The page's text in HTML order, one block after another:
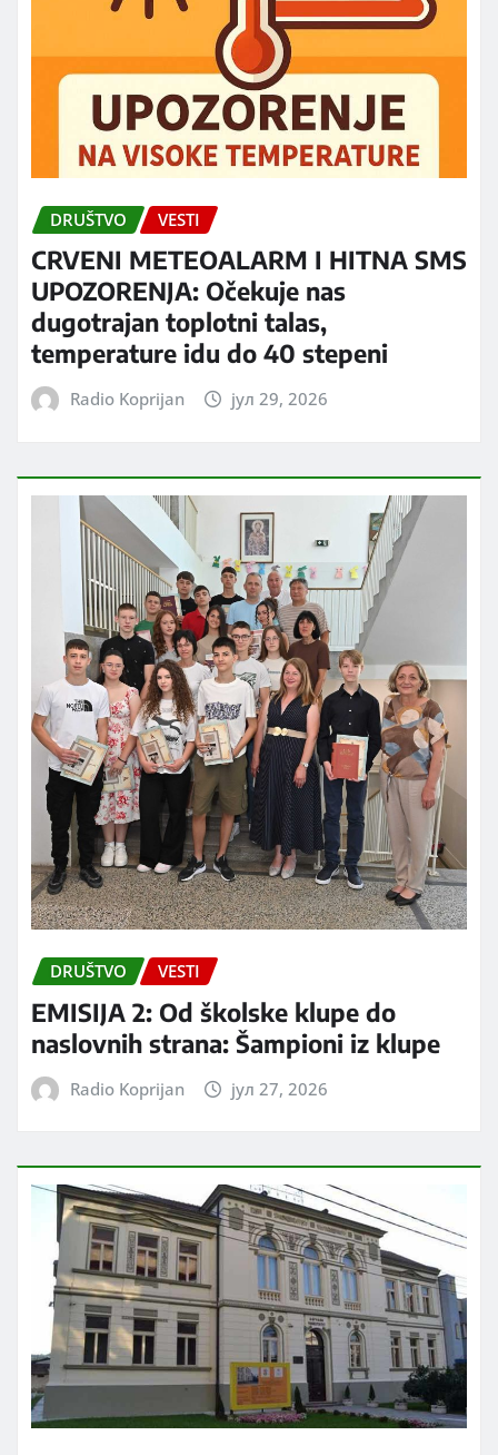
DRUŠTVO VESTI
CRVENI METEOALARM I HITNA SMS
UPOZORENJA: Očekuje nas
dugotrajan toplotni talas,
temperature idu do 40 stepeni
Radio Koprijan јул 29, 2026
DRUŠTVO VESTI
EMISIJA 2: Od školske klupe do
naslovnih strana: Šampioni iz klupe
Radio Koprijan јул 27, 2026